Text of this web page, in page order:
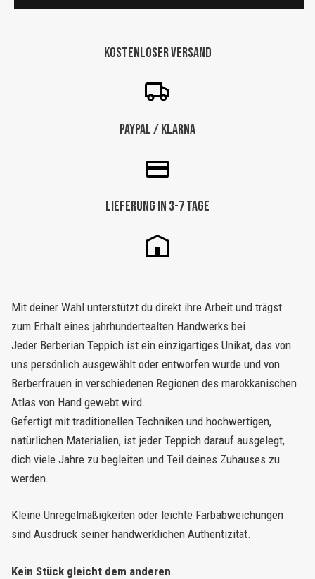
orange
Kostenloser Versand
Paypal / Klarna
Lieferung in 3-7 Tage
Mit deiner Wahl unterstützt du direkt ihre Arbeit und trägst
zum Erhalt eines jahrhundertealten Handwerks bei.
Jeder Berberian Teppich ist ein einzigartiges Unikat, das von
uns persönlich ausgewählt oder entworfen wurde und von
Berberfrauen in verschiedenen Regionen des marokkanischen
Atlas von Hand gewebt wird.
Gefertigt mit traditionellen Techniken und hochwertigen,
natürlichen Materialien, ist jeder Teppich darauf ausgelegt,
dich viele Jahre zu begleiten und Teil deines Zuhauses zu
werden.
Kleine Unregelmäßigkeiten oder leichte Farbabweichungen
sind Ausdruck seiner handwerklichen Authentizität.
Kein Stück gleicht dem anderen.